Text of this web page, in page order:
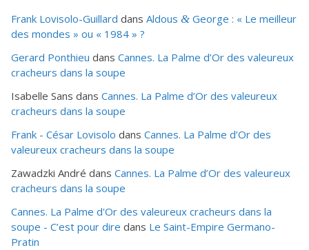
Frank Lovisolo-Guillard dans Aldous & George : « Le meilleur
des mondes » ou « 1984 » ?
Gerard Ponthieu dans Cannes. La Palme d’Or des valeureux
cracheurs dans la soupe
Isabelle Sans dans Cannes. La Palme d’Or des valeureux
cracheurs dans la soupe
Frank - César Lovisolo dans Cannes. La Palme d’Or des
valeureux cracheurs dans la soupe
Zawadzki André dans Cannes. La Palme d’Or des valeureux
cracheurs dans la soupe
Cannes. La Palme d'Or des valeureux cracheurs dans la
soupe - C’est pour dire dans Le Saint-Empire Germano-
Pratin